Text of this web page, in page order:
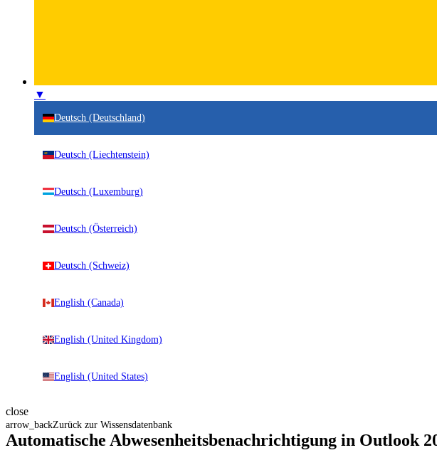
▼
Deutsch (Deutschland)
Deutsch (Liechtenstein)
Deutsch (Luxemburg)
Deutsch (Österreich)
Deutsch (Schweiz)
English (Canada)
English (United Kingdom)
English (United States)
close
arrow_backZurück zur Wissensdatenbank
Automatische Abwesenheitsbenachrichtigung in Outlook